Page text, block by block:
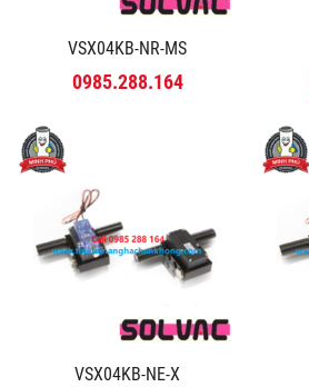
VSX04KB-NR-MS
0985.288.164
VSX04KB-NE-X